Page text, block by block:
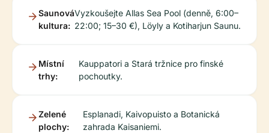
Saunová
kultura:
Vyzkoušejte Allas Sea Pool (denně, 6:00–
22:00; 15–30 €), Löyly a Kotiharjun Saunu.
Místní
trhy:
Kauppatori a Stará tržnice pro finské
pochoutky.
Zelené
plochy:
Esplanadi, Kaivopuisto a Botanická
zahrada Kaisaniemi.